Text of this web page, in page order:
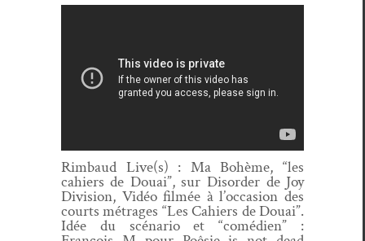
Rim­baud Live(s) : Ma Bohème, “les
cahiers de Douai”, sur Dis­or­der de Joy
Divi­sion, Vidéo filmée à l’oc­ca­sion des
courts métrages “Les Cahiers de Douai”.
Idée du scé­nario et “comé­di­en” :